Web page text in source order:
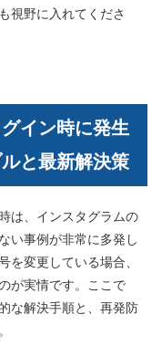
視野に入れてくださ
イン時に発生
と最新解決策
は、インスタグラムの
い事例が非常に多発し
を変更している場合、
が実情です。ここで
な解決手順と、再発防